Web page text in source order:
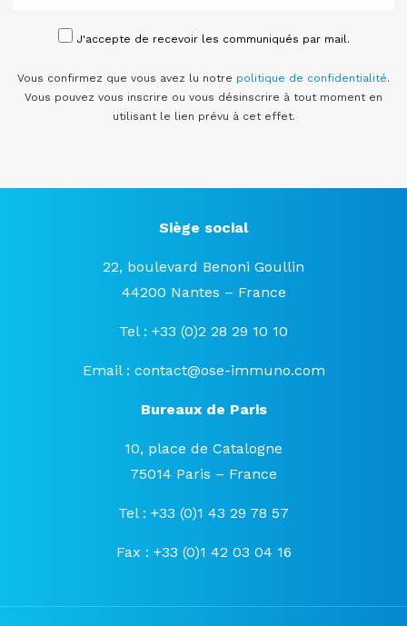
J'accepte de recevoir les communiqués par mail.
Vous confirmez que vous avez lu notre politique de confidentialité.
Vous pouvez vous inscrire ou vous désinscrire à tout moment en
utilisant le lien prévu à cet effet.
Siège social
22, boulevard Benoni Goullin
44200 Nantes – France
Tel : +33 (0)2 28 29 10 10
Email : contact@ose-immuno.com
Bureaux de Paris
10, place de Catalogne
75014 Paris – France
Tel : +33 (0)1 43 29 78 57
Fax : +33 (0)1 42 03 04 16